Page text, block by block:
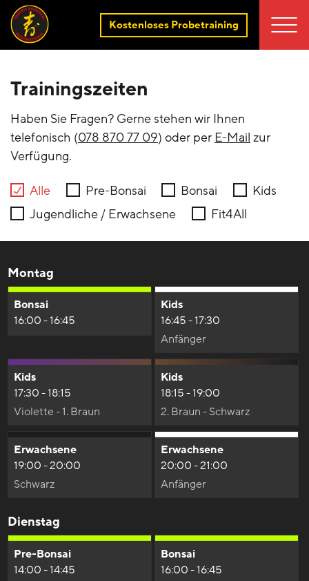
Kostenloses Probetraining
Trainingszeiten
Haben Sie Fragen? Gerne stehen wir Ihnen
telefonisch (078 870 77 09) oder per E-Mail zur
Verfügung.
Alle Pre-Bonsai Bonsai
Kids
Jugendliche / Erwachsene
Fit4All
Montag
Bonsai
16:00 - 16:45
Kids
16:45 - 17:30
Anfänger
Kids
17:30 - 18:15
Violette - 1. Braun
Kids
18:15 - 19:00
2. Braun - Schwarz
Erwachsene
19:00 - 20:00
Schwarz
Erwachsene
20:00 - 21:00
Anfänger
Dienstag
Pre-Bonsai
14:00 - 14:45
Bonsai
16:00 - 16:45